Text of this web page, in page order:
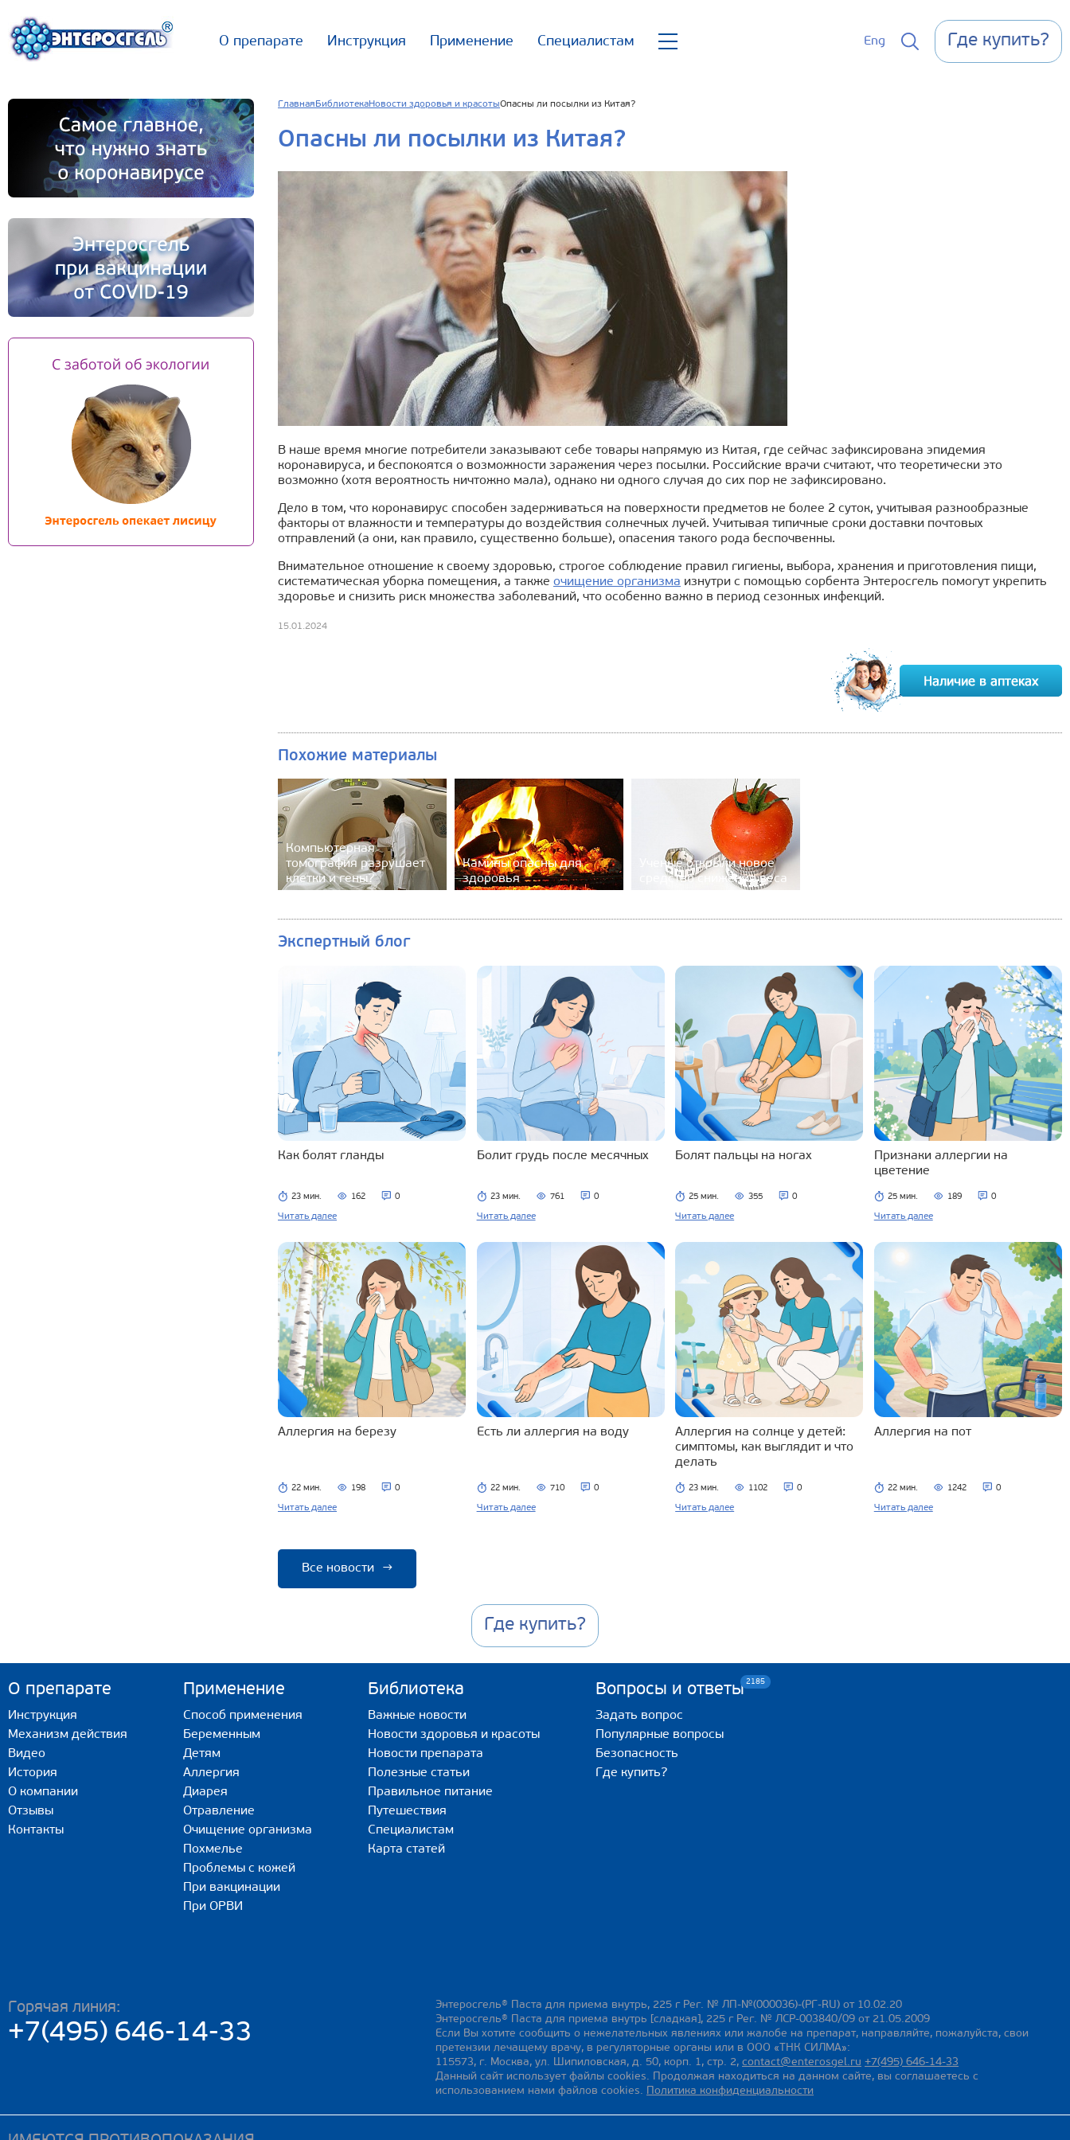
О препарате Инструкция Применение Специалистам Eng Где купить?
Главная БиблиотекаНовости здоровья и красотыОпасны ли посылки из Китая?
Опасны ли посылки из Китая?
В наше время многие потребители заказывают себе товары напрямую из Китая, где сейчас зафиксирована эпидемия
коронавируса, и беспокоятся о возможности заражения через посылки. Российские врачи считают, что теоретически это
возможно (хотя вероятность ничтожно мала), однако ни одного случая до сих пор не зафиксировано.
Дело в том, что коронавирус способен задерживаться на поверхности предметов не более 2 суток, учитывая разнообразные
факторы от влажности и температуры до воздействия солнечных лучей. Учитывая типичные сроки доставки почтовых
отправлений (а они, как правило, существенно больше), опасения такого рода беспочвенны.
Внимательное отношение к своему здоровью, строгое соблюдение правил гигиены, выбора, хранения и приготовления пищи,
систематическая уборка помещения, а также очищение организма изнутри с помощью сорбента Энтеросгель помогут укрепить
здоровье и снизить риск множества заболеваний, что особенно важно в период сезонных инфекций.
15.01.2024
Похожие материалы
Компьютерная
томография разрушает
клетки и гены?
Камины опасны для
здоровья
Ученые открыли новое
средство снижения веса
Экспертный блог
Как болят гланды
23 мин. 162 0
Читать далее
Болит грудь после месячных
23 мин. 761 0
Читать далее
Болят пальцы на ногах
25 мин. 355 0
Читать далее
Признаки аллергии на
цветение
25 мин. 189 0
Читать далее
Аллергия на березу
22 мин. 198 0
Читать далее
Есть ли аллергия на воду
22 мин. 710 0
Читать далее
Аллергия на солнце у детей:
симптомы, как выглядит и что
делать
23 мин. 1102 0
Читать далее
Аллергия на пот
22 мин. 1242 0
Читать далее
Все новости →
Где купить?
О препарате
Инструкция
Механизм действия
Видео
История
О компании
Отзывы
Контакты
Применение
Способ применения
Беременным
Детям
Аллергия
Диарея
Отравление
Очищение организма
Похмелье
Проблемы с кожей
При вакцинации
При ОРВИ
Библиотека
Важные новости
Новости здоровья и красоты
Новости препарата
Полезные статьи
Правильное питание
Путешествия
Специалистам
Карта статей
Вопросы и ответы2185
Задать вопрос
Популярные вопросы
Безопасность
Где купить?
Горячая линия:
+7(495) 646-14-33
Энтеросгель® Паста для приема внутрь, 225 г Рег. № ЛП-№(000036)-(РГ-RU) от 10.02.20
Энтеросгель® Паста для приема внутрь [сладкая], 225 г Рег. № ЛСР-003840/09 от 21.05.2009
Если Вы хотите сообщить о нежелательных явлениях или жалобе на препарат, направляйте, пожалуйста, свои
претензии лечащему врачу, в регуляторные органы или в ООО «ТНК СИЛМА»:
115573, г. Москва, ул. Шипиловская, д. 50, корп. 1, стр. 2, contact@enterosgel.ru +7(495) 646-14-33
Данный сайт использует файлы cookies. Продолжая находиться на данном сайте, вы соглашаетесь с
использованием нами файлов cookies. Политика конфиденциальности